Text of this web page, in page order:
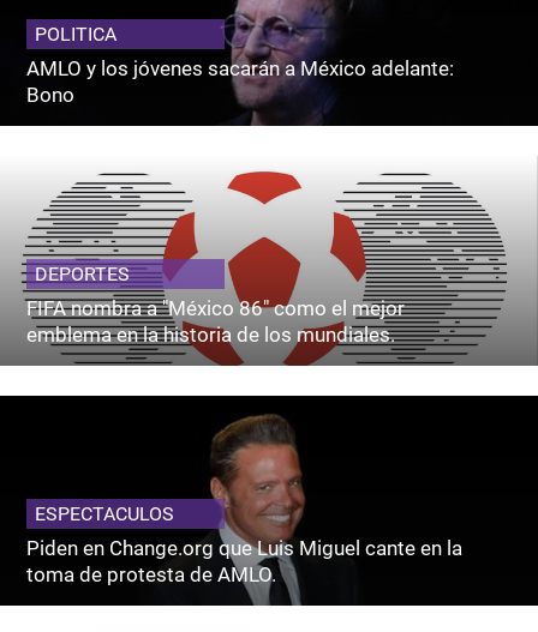
POLITICA
AMLO y los jóvenes sacarán a México adelante:
Bono
DEPORTES
FIFA nombra a "México 86" como el mejor
emblema en la historia de los mundiales.
ESPECTACULOS
Piden en Change.org que Luis Miguel cante en la
toma de protesta de AMLO.